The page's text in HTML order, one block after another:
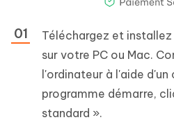
Téléchargez et
sur votre PC ou Mac.
l'ordinateur à l'aide d'un
programme démarre,
standard ».